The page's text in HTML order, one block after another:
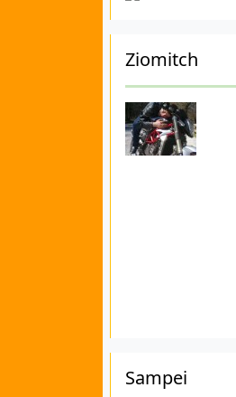
Ziomitch
Sampei